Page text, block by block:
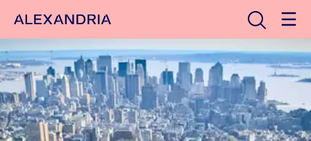
Etusivulle Avaa haku